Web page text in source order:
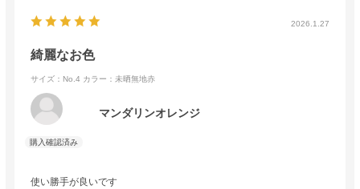
2026.1.27
綺麗なお色
サイズ：No.4 カラー：未晒無地赤
マンダリンオレンジ
使い勝手が良いです